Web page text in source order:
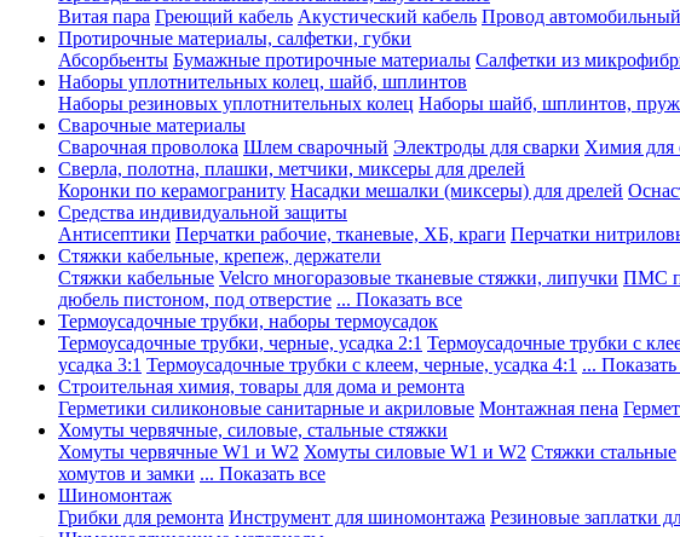
Витая пара Греющий кабель Акустический кабель Провод
Протирочные материалы, салфетки, губки
Абсорбьенты Бумажные протирочные материалы Салфетки из
Наборы уплотнительных колец, шайб, шплинтов
Наборы резиновых уплотнительных колец Наборы шайб, шплинтов,
Сварочные материалы
Сварочная проволока Шлем сварочный Электроды для сварки Химия для
Сверла, полотна, плашки, метчики, миксеры для дрелей
Коронки по керамограниту Насадки мешалки (миксеры) для дрелей
Средства индивидуальной защиты
Антисептики Перчатки рабочие, тканевые, ХБ, краги Перчатки
Стяжки кабельные, крепеж, держатели
Стяжки кабельные Velcro многоразовые тканевые стяжки, липучки ПМС
дюбель пистоном, под отверстие ... Показать все
Термоусадочные трубки, наборы термоусадок
Термоусадочные трубки, черные, усадка 2:1 Термоусадочные трубки с
усадка 3:1 Термоусадочные трубки с клеем, черные, усадка 4:1 ... Показать
Строительная химия, товары для дома и ремонта
Герметики силиконовые санитарные и акриловые Монтажная пена
Хомуты червячные, силовые, стальные стяжки
Хомуты червячные W1 и W2 Хомуты силовые W1 и W2 Стяжки стальные
хомутов и замки ... Показать все
Шиномонтаж
Грибки для ремонта Инструмент для шиномонтажа Резиновые заплатки